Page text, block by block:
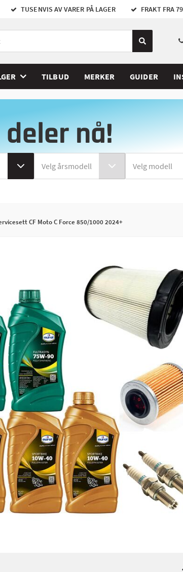
TUSENVIS AV VARER PÅ LAGER FRAKT FRA
TILBUD MERKER GUIDER
nå!
CF Moto C Force 850/1000 2024+